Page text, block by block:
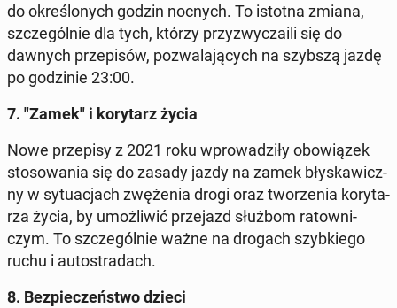
do okre­ślo­nych godzin nocnych. To istotna zmiana,
szcze­gól­nie dla tych, którzy przy­zwy­cza­ili się do
dawnych prze­pi­sów, po­zwa­la­ją­cych na szybszą jazdę
po go­dzi­nie 23:00.
7. "Zamek" i ko­ry­tarz życia
Nowe prze­pi­sy z 2021 roku wpro­wa­dzi­ły obo­wią­zek
sto­so­wa­nia się do zasady jazdy na zamek bły­ska­wicz­
ny w sy­tu­acjach zwę­że­nia drogi oraz two­rze­nia ko­ry­ta­
rza życia, by umoż­li­wić prze­jazd służbom ra­tow­ni­
czym. To szcze­gól­nie ważne na drogach szyb­kie­go
ruchu i au­to­stra­dach.
8. Bez­pie­czeń­stwo dzieci